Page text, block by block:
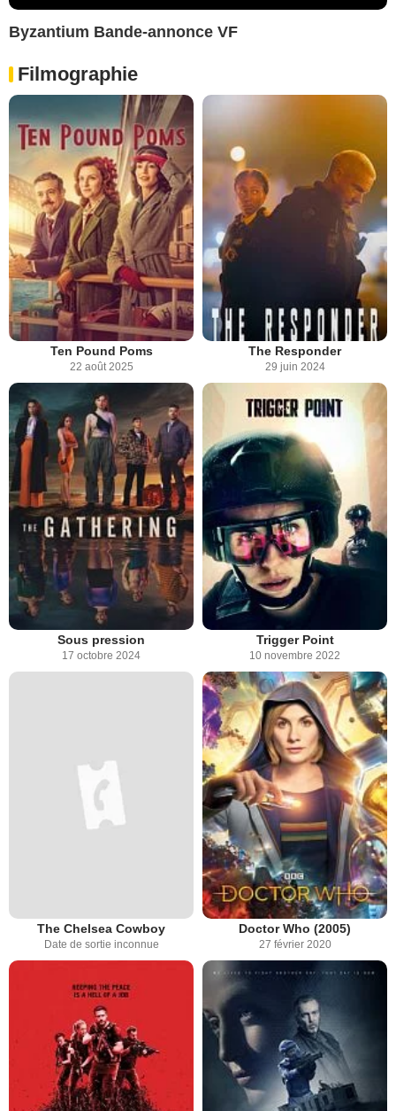
Byzantium Bande-annonce VF
Filmographie
Ten Pound Poms
22 août 2025
The Responder
29 juin 2024
Sous pression
17 octobre 2024
Trigger Point
10 novembre 2022
The Chelsea Cowboy
Date de sortie inconnue
Doctor Who (2005)
27 février 2020